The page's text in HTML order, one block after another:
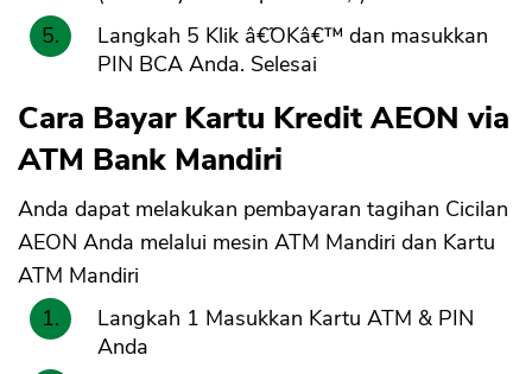
Langkah 5 Klik â€˜OKâ€™ dan masukkan
PIN BCA Anda. Selesai
Cara Bayar Kartu Kredit AEON via
ATM Bank Mandiri
Anda dapat melakukan pembayaran tagihan Cicilan
AEON Anda melalui mesin ATM Mandiri dan Kartu
ATM Mandiri
Langkah 1 Masukkan Kartu ATM & PIN
Anda